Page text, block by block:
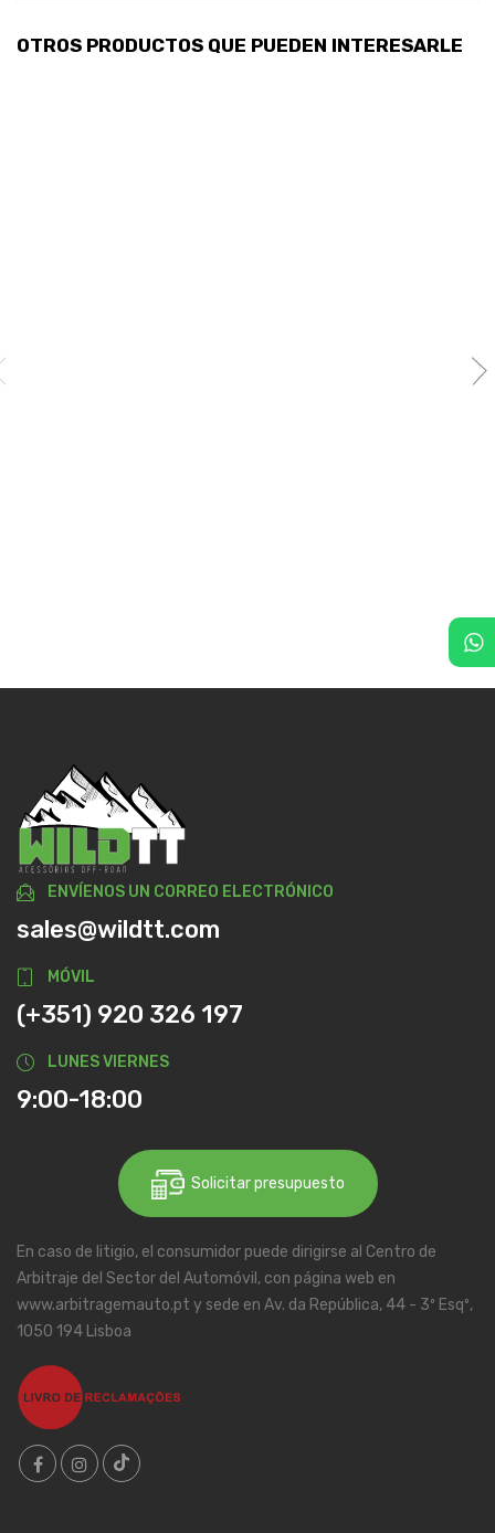
OTROS PRODUCTOS QUE PUEDEN INTERESARLE
ENVÍENOS UN CORREO ELECTRÓNICO
sales@wildtt.com
MÓVIL
(+351) 920 326 197
LUNES VIERNES
9:00-18:00
Solicitar presupuesto
En caso de litigio, el consumidor puede dirigirse al Centro de
Arbitraje del Sector del Automóvil, con página web en
www.arbitragemauto.pt y sede en Av. da República, 44 - 3º Esqº,
1050 194 Lisboa